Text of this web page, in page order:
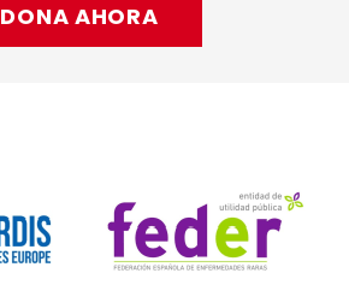
DONA AHORA